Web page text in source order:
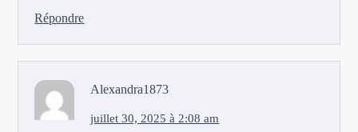
Répondre
Alexandra1873
juillet 30, 2025 à 2:08 am